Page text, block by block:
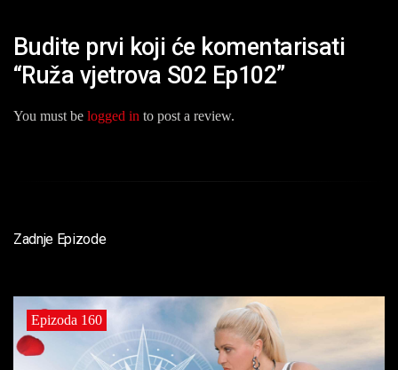
Budite prvi koji će komentarisati
“Ruža vjetrova S02 Ep102”
You must be logged in to post a review.
Zadnje Epizode
Epizoda 160